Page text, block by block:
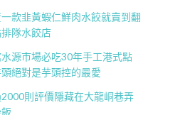
款韭黃蝦仁鮮肉水餃就賣到翻
隊水餃店
源市場必吃30年手工港式點
絕對是芋頭控的最愛
則評價隱藏在大龍峒巷弄